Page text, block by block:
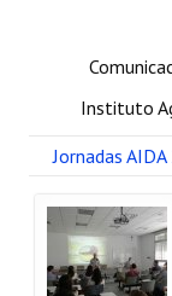
Hacerse socio
Web AIDA 2.0
REVISTA ITEA
Instituto
Jornadas